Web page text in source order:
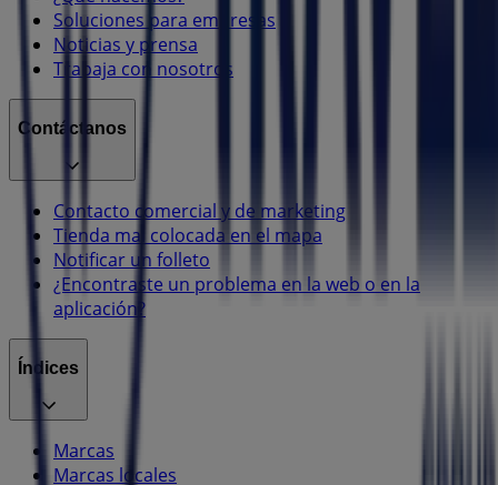
Soluciones para empresas
Noticias y prensa
Trabaja con nosotros
Contáctanos
Contacto comercial y de marketing
Tienda mal colocada en el mapa
Notificar un folleto
¿Encontraste un problema en la web o en la
aplicación?
Índices
Marcas
Marcas locales